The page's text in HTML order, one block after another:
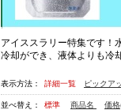
アイススラリー特集です！
冷却ができ、液体よりも冷
表示方法： 詳細一覧 ピックア
並べ替え： 標準 商品名 価